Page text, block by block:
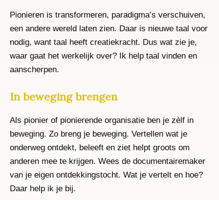
Pionieren is transformeren, paradigma’s verschuiven,
een andere wereld laten zien. Daar is nieuwe taal voor
nodig, want taal heeft creatiekracht. Dus wat zie je,
waar gaat het werkelijk over? Ik help taal vinden en
aanscherpen.
In beweging brengen
Als pionier of pionierende organisatie ben je zèlf in
beweging. Zo breng je beweging. Vertellen wat je
onderweg ontdekt, beleeft en ziet helpt groots om
anderen mee te krijgen. Wees de documentairemaker
van je eigen ontdekkingstocht. Wat je vertelt en hoe?
Daar help ik je bij.